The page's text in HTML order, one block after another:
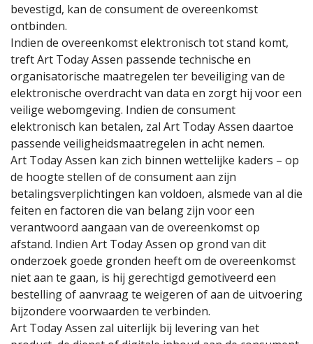
bevestigd, kan de consument de overeenkomst
ontbinden.
Indien de overeenkomst elektronisch tot stand komt,
treft Art Today Assen passende technische en
organisatorische maatregelen ter beveiliging van de
elektronische overdracht van data en zorgt hij voor een
veilige webomgeving. Indien de consument
elektronisch kan betalen, zal Art Today Assen daartoe
passende veiligheidsmaatregelen in acht nemen.
Art Today Assen kan zich binnen wettelijke kaders – op
de hoogte stellen of de consument aan zijn
betalingsverplichtingen kan voldoen, alsmede van al die
feiten en factoren die van belang zijn voor een
verantwoord aangaan van de overeenkomst op
afstand. Indien Art Today Assen op grond van dit
onderzoek goede gronden heeft om de overeenkomst
niet aan te gaan, is hij gerechtigd gemotiveerd een
bestelling of aanvraag te weigeren of aan de uitvoering
bijzondere voorwaarden te verbinden.
Art Today Assen zal uiterlijk bij levering van het